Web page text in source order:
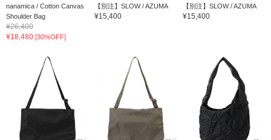
nanamica / Cotton Canvas
Shoulder Bag
¥26,400
¥18,480 [30%OFF]
【別注】SLOW / AZUMA
¥15,400
【別注】SLOW / AZUMA
¥15,400